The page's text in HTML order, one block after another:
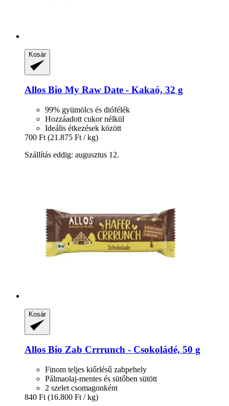
Kosár
Allos Bio My Raw Date -​ Kakaó, 32 g
99% gyümölcs és diófélék
Hozzáadott cukor nélkül
Ideális étkezések között
700 Ft (21.875 Ft / kg)
Szállítás eddig: augusztus 12.
Kosár
Allos Bio Zab Crrrunch -​ Csokoládé, 50 g
Finom teljes kiőrlésű zabpehely
Pálmaolaj-mentes és sütőben sütött
2 szelet csomagonként
840 Ft (16.800 Ft / kg)